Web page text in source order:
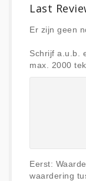
Last
Er zijn geen
Schrijf a.u.b.
max. 2000
Eerst:
waardering